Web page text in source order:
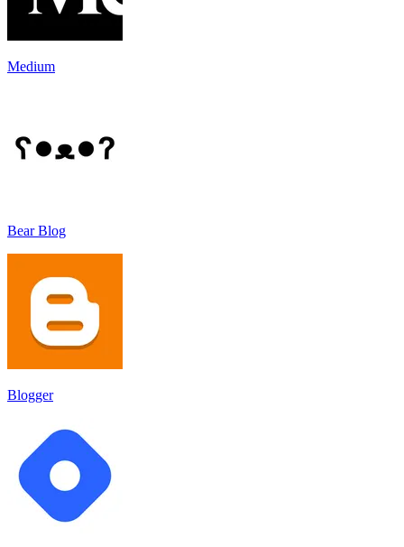
Medium
Bear Blog
Blogger